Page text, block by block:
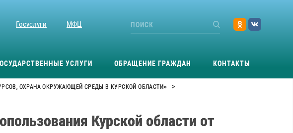
Госуслуги МФЦ
УСЛУГИ ОБРАЩЕНИЕ ГРАЖДАН КОНТАКТЫ
ОХРАНА ОКРУЖАЮЩЕЙ СРЕДЫ В КУРСКОЙ ОБЛАСТИ» >
Курской области от